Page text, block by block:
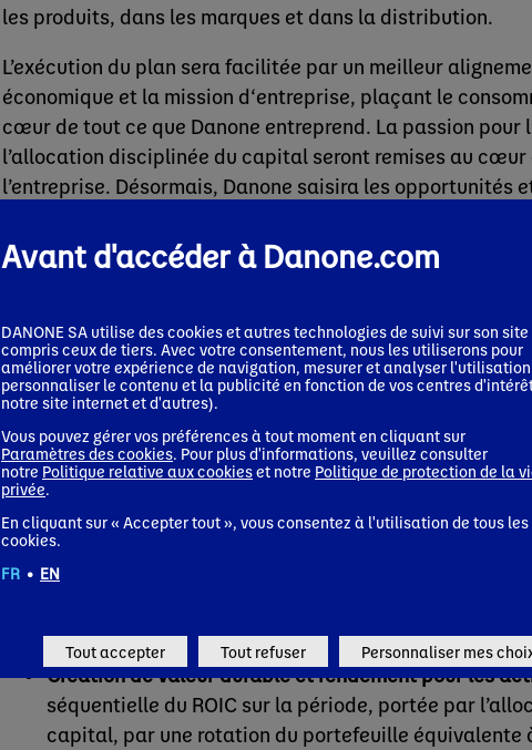
les produits, dans les marques et dans la distribution.
L’exécution du plan sera facilitée par un meilleur
économique et la mission d‘entreprise, plaçant le
cœur de tout ce que Danone entreprend. La passion pour
l’allocation disciplinée du capital seront remises au cœur
l’entreprise. Désormais, Danone saisira les opportunités
Sur la base de ces éléments, Danone annonce de
2022 sera une année fondatrice pour Danone, avec
d’affaires en données comparables comprise entre
l’effet prix, et une marge opérationnelle courante
compte du réinvestissement de la totalité des
plan Local First, d’une productivité supérieure à
d’une inflation du coût des intrants comprise entre
hypothèses macroéconomiques actuelles) ;
Ambition de retour à la croissance rentable en 2023-
chiffre d’affaires en données comparables comprise
croissance du résultat opérationnel courant
d’affaires en données comparables ;
Création de valeur durable et rendement pour les
séquentielle du ROIC sur la période, portée par
capital, par une rotation du portefeuille équivalente
Avant d'accéder à Danone.com
DANONE SA utilise des cookies et autres technologies de suivi sur son site
compris ceux de tiers. Avec votre consentement, nous les utiliserons pour
améliorer votre expérience de navigation, mesurer et analyser
personnaliser le contenu et la publicité en fonction de vos centres
notre site internet et d'autres).
Vous pouvez gérer vos préférences à tout moment en cliquant sur
Paramètres des cookies. Pour plus d'informations, veuillez consulter
notre Politique relative aux cookieset notre Politique de protection de la
privée.
En cliquant sur « Accepter tout », vous consentez à l'utilisation de tous les
cookies.
FR • EN
Tout accepter Tout refuser Personnaliser mes